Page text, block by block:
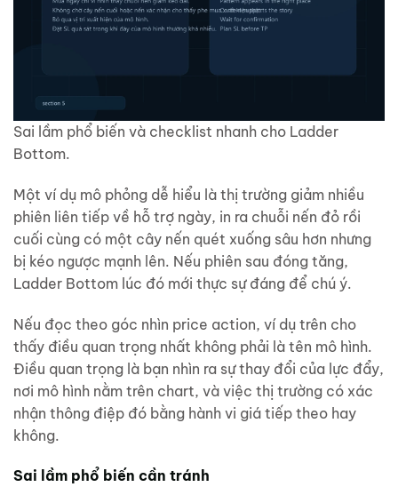
Sai lầm phổ biến và checklist nhanh cho Ladder
Bottom.
Một ví dụ mô phỏng dễ hiểu là thị trường giảm nhiều
phiên liên tiếp về hỗ trợ ngày, in ra chuỗi nến đỏ rồi
cuối cùng có một cây nến quét xuống sâu hơn nhưng
bị kéo ngược mạnh lên. Nếu phiên sau đóng tăng,
Ladder Bottom lúc đó mới thực sự đáng để chú ý.
Nếu đọc theo góc nhìn price action, ví dụ trên cho
thấy điều quan trọng nhất không phải là tên mô hình.
Điều quan trọng là bạn nhìn ra sự thay đổi của lực đẩy,
nơi mô hình nằm trên chart, và việc thị trường có xác
nhận thông điệp đó bằng hành vi giá tiếp theo hay
không.
Sai lầm phổ biến cần tránh